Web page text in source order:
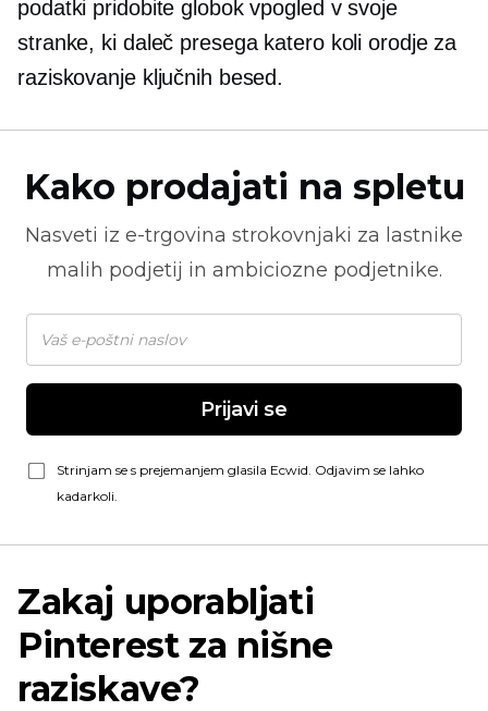
podatki pridobite globok vpogled v svoje
stranke, ki daleč presega katero koli orodje za
raziskovanje ključnih besed.
Kako prodajati na spletu
Nasveti iz e-trgovina strokovnjaki za lastnike
malih podjetij in ambiciozne podjetnike.
Prijavi se
Strinjam se s prejemanjem glasila Ecwid. Odjavim se lahko
kadarkoli.
Zakaj uporabljati
Pinterest za nišne
raziskave?